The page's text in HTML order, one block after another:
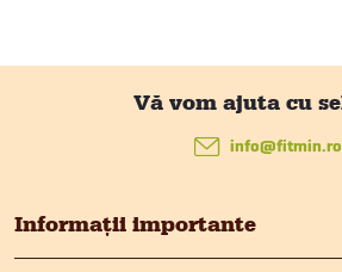
bInformații importante
info@fitmin.ro